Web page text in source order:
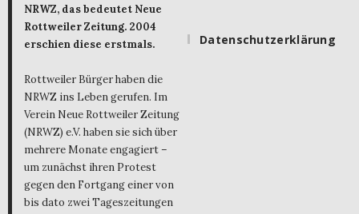
NRWZ, das bedeutet Neue
Rottweiler Zeitung. 2004
erschien diese erstmals.
Rottweiler Bürger haben die
NRWZ ins Leben gerufen. Im
Verein Neue Rottweiler Zeitung
(NRWZ) e.V. haben sie sich über
mehrere Monate engagiert –
um zunächst ihren Protest
gegen den Fortgang einer von
bis dato zwei Tageszeitungen
Datenschutzerklärung